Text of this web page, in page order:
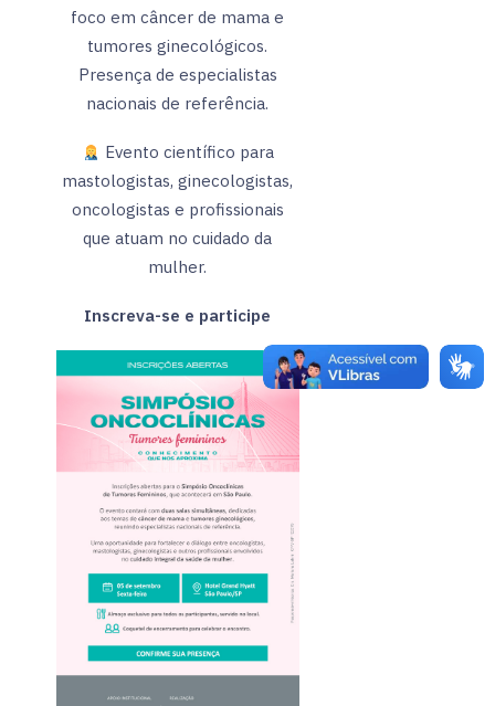
foco em câncer de mama e
tumores ginecológicos.
Presença de especialistas
nacionais de referência.
Evento científico para
mastologistas, ginecologistas,
oncologistas e profissionais
que atuam no cuidado da
mulher.
Inscreva-se e participe